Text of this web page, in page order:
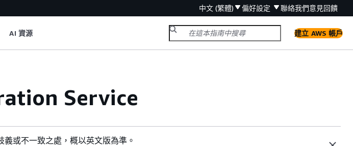
中文 (繁體) 偏好設定 聯絡我們意見回饋
AI 資源 建立 AWS 帳戶
Service
或不一致之處，概以英文版為準。